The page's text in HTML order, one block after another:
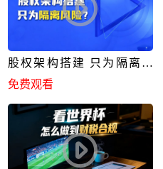
股权架构搭建 只为隔离风
险？
免费观看